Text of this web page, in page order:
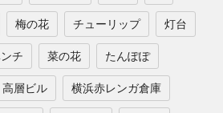
梅の花 チューリップ 灯台
チ 菜の花 たんぽぽ
高層ビル 横浜赤レンガ倉庫